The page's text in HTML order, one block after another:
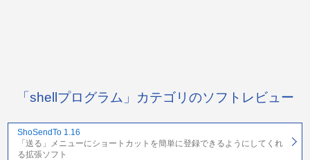
「shellプログラム」カテゴリのソフトレビュー
ShoSendTo 1.16
「送る」メニューにショートカットを簡単に登録できるようにしてくれ
る拡張ソフト